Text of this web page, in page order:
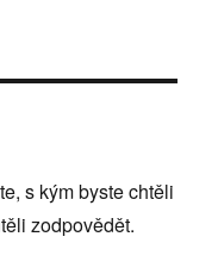
s kým byste chtěli
zodpovědět.